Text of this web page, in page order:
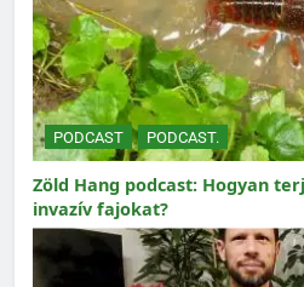
PODCAST PODCAST.
Zöld Hang podcast: Hogyan
invazív fajokat?